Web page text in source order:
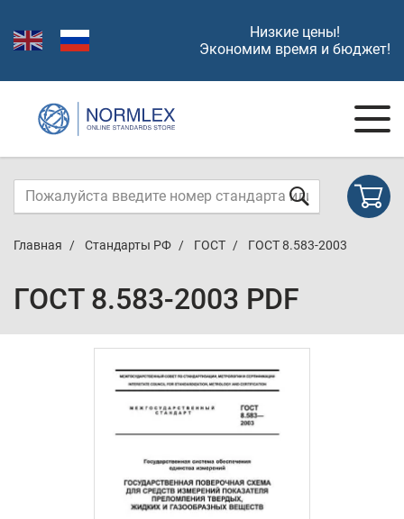
Низкие цены!
Экономим время и бюджет!
Главная Стандарты РФ ГОСТ ГОСТ 8.583-2003
ГОСТ 8.583-2003 PDF